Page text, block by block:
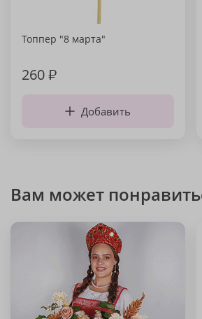
Топпер "8 марта"
260₽
Добавить
Вам может